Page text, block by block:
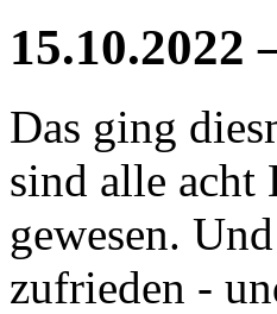
15.10.2022
Das ging
sind alle acht
gewesen.
zufrieden -